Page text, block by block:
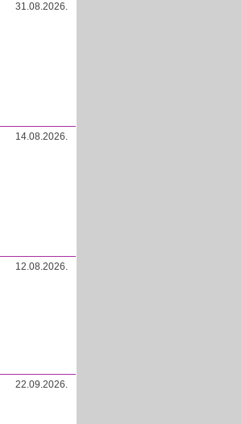
31.08.2026.
14.08.2026.
12.08.2026.
22.09.2026.